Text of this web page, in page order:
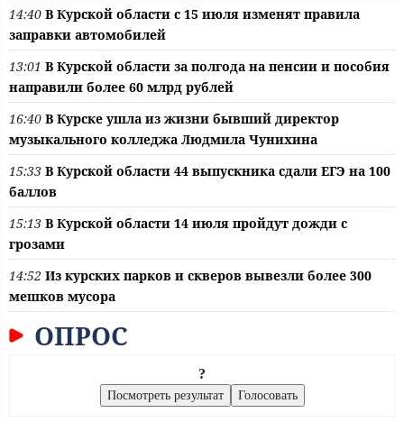
14:40 В Курской области с 15 июля изменят правила
заправки автомобилей
13:01 В Курской области за полгода на пенсии и пособия
направили более 60 млрд рублей
16:40 В Курске ушла из жизни бывший директор
музыкального колледжа Людмила Чунихина
15:33 В Курской области 44 выпускника сдали ЕГЭ на 100
баллов
15:13 В Курской области 14 июля пройдут дожди с
грозами
14:52 Из курских парков и скверов вывезли более 300
мешков мусора
ОПРОС
?